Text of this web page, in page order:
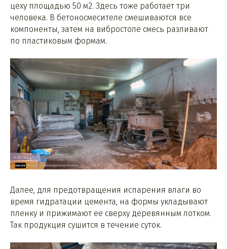
цеху площадью 50 м2. Здесь тоже работает три
человека. В бетоносмесителе смешиваются все
компоненты, затем на вибростоле смесь разливают
по пластиковым формам.
Далее, для предотвращения испарения влаги во
время гидратации цемента, на формы укладывают
пленку и прижимают ее сверху деревянным лотком.
Так продукция сушится в течение суток.